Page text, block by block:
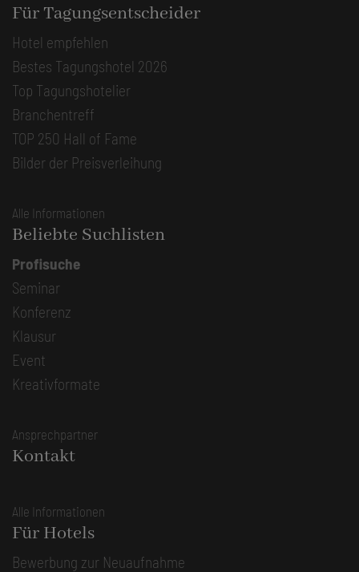
Für Tagungsentscheider
Hotel empfehlen
Bestes Tagungshotel 2026
Top Tagungshotelier
Branchentreff
TOP 250 Hall of Fame
Bilder der Preisverleihung
Alle Informationen
Beliebte Suchlisten
Profisuche
Seminar
Konferenz
Klausur
Event
Kreativformate
Ansprechpartner
Kontakt
Alle Informationen
Für Hotels
Bewerbung zur Neuaufnahme